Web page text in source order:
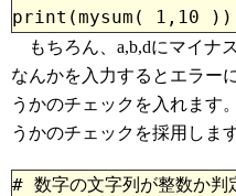
もちろん、a,b,dにマイナ
なんかを入力するとエラー
うかのチェックを入れます
うかのチェックを採用します
# 数字の文字列が整数か判